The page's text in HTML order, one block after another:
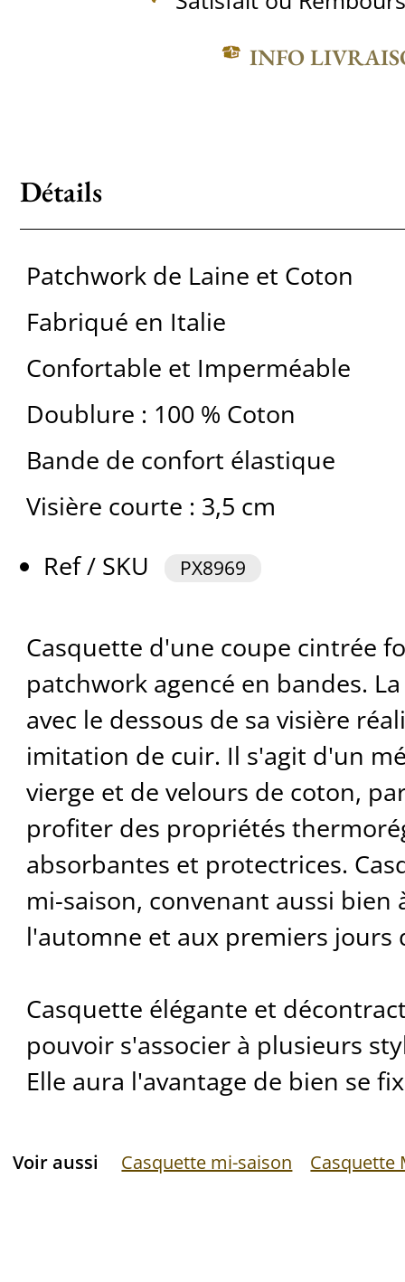
INFO
Détails
Patchwork de Laine et Coton
Fabriqué en Italie
Confortable et Imperméable
Doublure : 100 % Coton
Bande de confort élastique
Visière courte : 3,5 cm
Ref / SKU
PX8969
Casquette d'une coupe cintrée
patchwork agencé en bandes.
avec le dessous de sa visière
imitation de cuir. Il s'agit d'un
vierge et de velours de coton,
profiter des propriétés
absorbantes et protectrices.
mi-saison, convenant aussi bien
l'automne et aux premiers jours
Casquette élégante et
pouvoir s'associer à plusieurs
Elle aura l'avantage de bien se
Voir aussi Casquette mi-saison Casquette